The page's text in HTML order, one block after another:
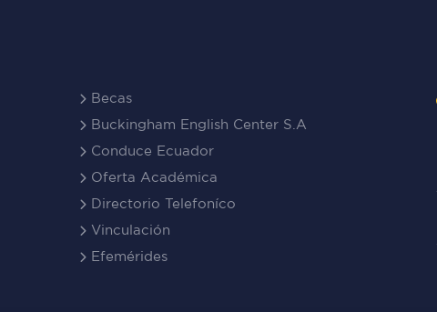
Becas
Buckingham English Center S.A
Conduce Ecuador
Oferta Académica
Directorio Telefoníco
Vinculación
Efemérides